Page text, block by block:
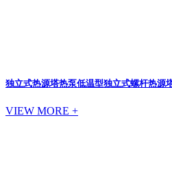
独立式热源塔热泵低温型独立式螺杆热源
VIEW MORE +